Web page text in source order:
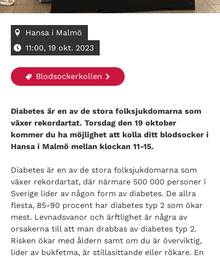
Hansa i Malmö
11:00, 19 okt. 2023
Blodsockerkollen
Diabetes är en av de stora folksjukdomarna som
växer rekordartat. Torsdag den 19 oktober
kommer du ha möjlighet att kolla ditt blodsocker i
Hansa i Malmö mellan klockan 11-15.
Diabetes är en av de stora folksjukdomarna som
växer rekordartat, där närmare 500 000 personer i
Sverige lider av någon form av diabetes. De allra
flesta, 85-90 procent har diabetes typ 2 som ökar
mest. Levnadsvanor och ärftlighet är några av
orsakerna till att man drabbas av diabetes typ 2.
Risken ökar med åldern samt om du är överviktig,
lider av bukfetma, är stillasittande eller rökare. En